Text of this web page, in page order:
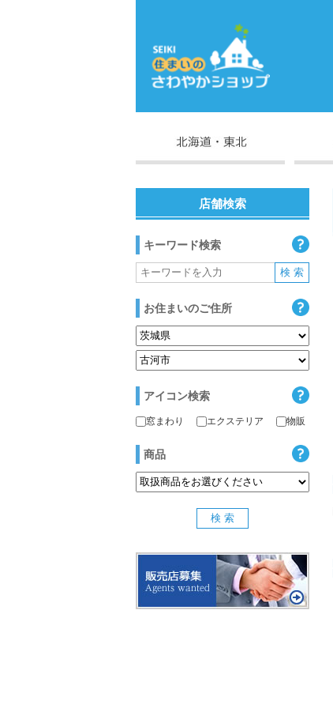
店舗検索
キーワード検索
お住まいのご住所
アイコン検索
窓まわり エクステリア 物販
商品